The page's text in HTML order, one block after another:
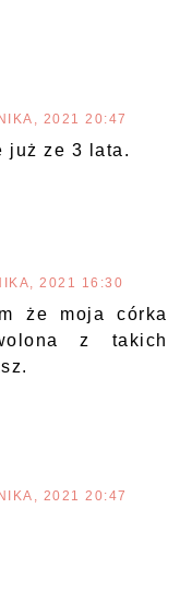
2021 20:47
już ze 3 lata.
2021 16:30
że moja córka
z takich
2021 20:47